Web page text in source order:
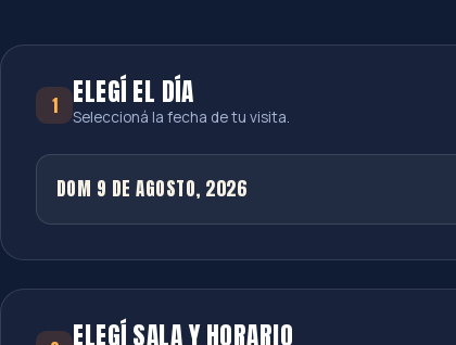
1 ELEGÍ EL DÍA
Seleccioná la fecha de tu visita.
DOM 9 DE AGOSTO, 2026
ELEGÍ SALA Y HORARIO